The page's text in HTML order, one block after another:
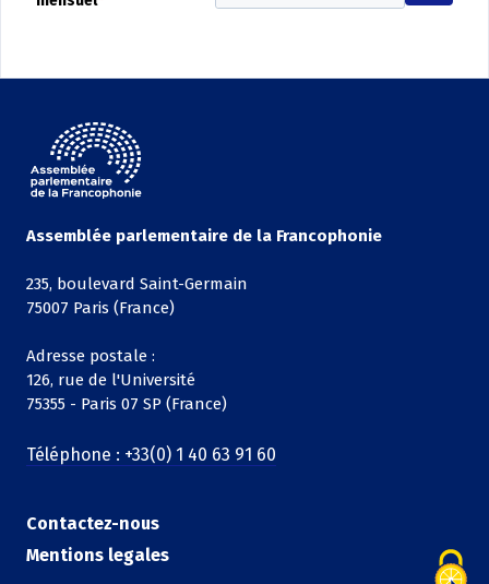
Assemblée parlementaire de la Francophonie
235, boulevard Saint-Germain
75007 Paris (France)
Adresse postale :
126, rue de l'Université
75355 - Paris 07 SP (France)
Téléphone : +33(0) 1 40 63 91 60
Contactez-nous
Mentions legales